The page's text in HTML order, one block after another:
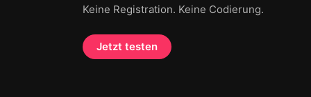
Keine Registration. Keine Codierung.
Jetzt testen